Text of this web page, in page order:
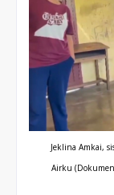
Jeklina Amkai,
Airku